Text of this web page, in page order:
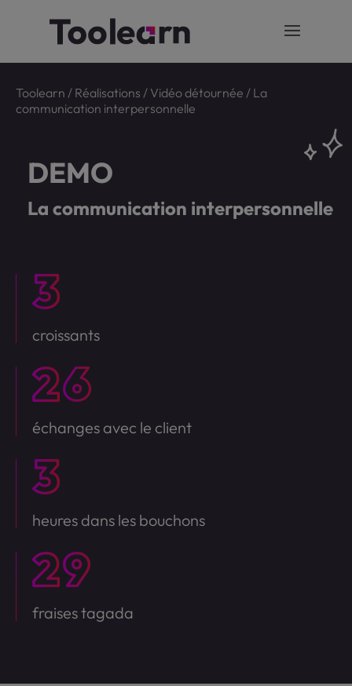
Toolearn / Réalisations / Vidéo détournée / La
communication interpersonnelle
DEMO
La communication interpersonnelle
croissants
échanges avec le client
heures dans les bouchons
fraises tagada